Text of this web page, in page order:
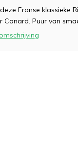
Franse klassieke
Canard. Puur van